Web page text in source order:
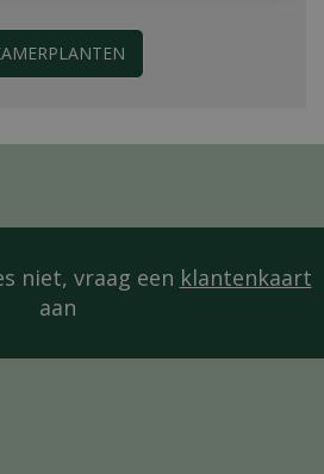
niet, vraag een klantenkaart
aan